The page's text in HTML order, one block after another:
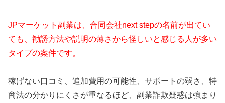
JPマーケット副業は、合同会社next stepの名前が出てい
ても、勧誘方法や説明の薄さから怪しいと感じる人が多い
タイプの案件です。
稼げない口コミ、追加費用の可能性、サポートの弱さ、特
商法の分かりにくさが重なるほど、副業詐欺疑惑は強まり